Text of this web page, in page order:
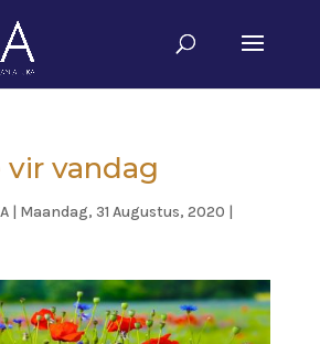
vandag
| Maandag, 31 Augustus, 2020 |